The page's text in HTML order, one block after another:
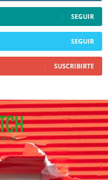
SEGUIR
SEGUIR
SUSCRIBIRTE